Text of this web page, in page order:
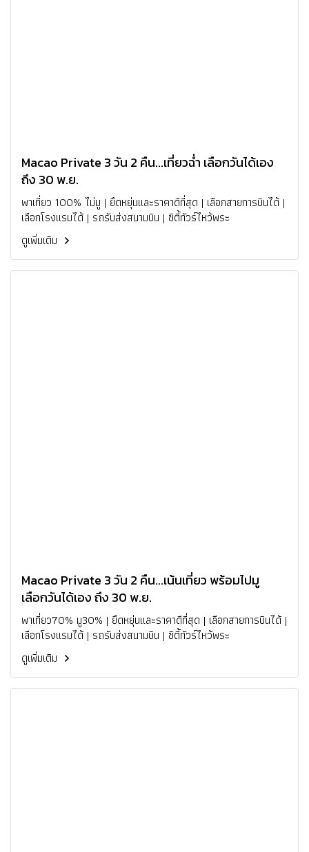
Macao Private 3 วัน 2 คืน...เที่ยวฉ่ำ เลือกวันได้เอง
ถึง 30 พ.ย.
พาเที่ยว 100% ไม่มู | ยึดหยุ่นและราคาดีที่สุด | เลือกสายการบินได้ |
เลือกโรงแรมได้ | รถรับส่งสนามบิน | ซิตี้ทัวร์ไหว้พระ
ดูเพิ่มเติม
Macao Private 3 วัน 2 คืน...เน้นเที่ยว พร้อมไปมู
เลือกวันได้เอง ถึง 30 พ.ย.
พาเที่ยว70% มู30% | ยึดหยุ่นและราคาดีที่สุด | เลือกสายการบินได้ |
เลือกโรงแรมได้ | รถรับส่งสนามบิน | ซิตี้ทัวร์ไหว้พระ
ดูเพิ่มเติม